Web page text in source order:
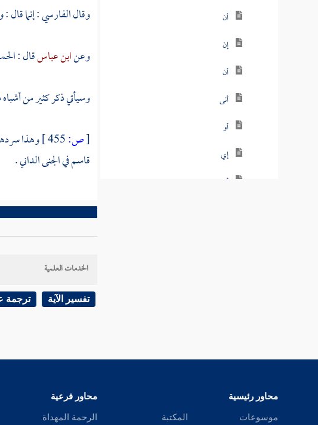
أن
إن
أن
أنى
أو
إي
أي
وقالالفارسي: إنما
وعنابن عباسقال :
وسيأتي ذكر كثير من
[ص: وهذا
قاسمفي الجنى الداني .
الخدمات العلمية
تفسير الآية ترجمة
محاور رئيسية
موسوعات المكتبة
محاور فرعية
الرحمة المهداة